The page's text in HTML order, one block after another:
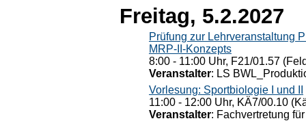
Freitag, 5.2.2027
Prüfung zur Lehrveranstaltung
MRP-II-Konzepts
8:00 - 11:00 Uhr, F21/01.57
Veranstalter: LS
Vorlesung: Sportbiologie I und II
11:00 - 12:00 Uhr, KÄ7/00.10
Veranstalter: Fachvertretung